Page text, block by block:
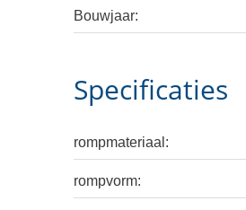
Bouwjaar:
Specificaties
rompmateriaal:
rompvorm: